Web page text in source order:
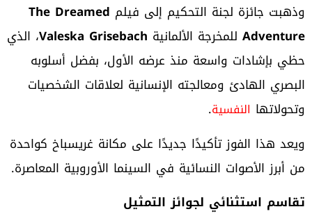
وذهبت جائزة لجنة التحكيم إلى فيلم The Dreamed
Adventure للمخرجة الألمانية Valeska Grisebach، الذي
حظي بإشادات واسعة منذ عرضه الأول، بفضل أسلوبه
البصري الهادئ ومعالجته الإنسانية لعلاقات الشخصيات
وتحولاتها النفسية.
ويعد هذا الفوز تأكيدًا جديدًا على مكانة غريسباخ كواحدة
من أبرز الأصوات النسائية في السينما الأوروبية المعاصرة.
تقاسم استثنائي لجوائز التمثيل